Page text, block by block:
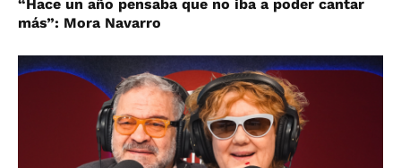
“Hace un año pensaba que no iba a poder cantar
más”: Mora Navarro